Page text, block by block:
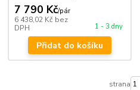
7 790 Kč/pár
6 438,02 Kč bez
DPH
1 - 3 dny
Přidat do košíku
strana